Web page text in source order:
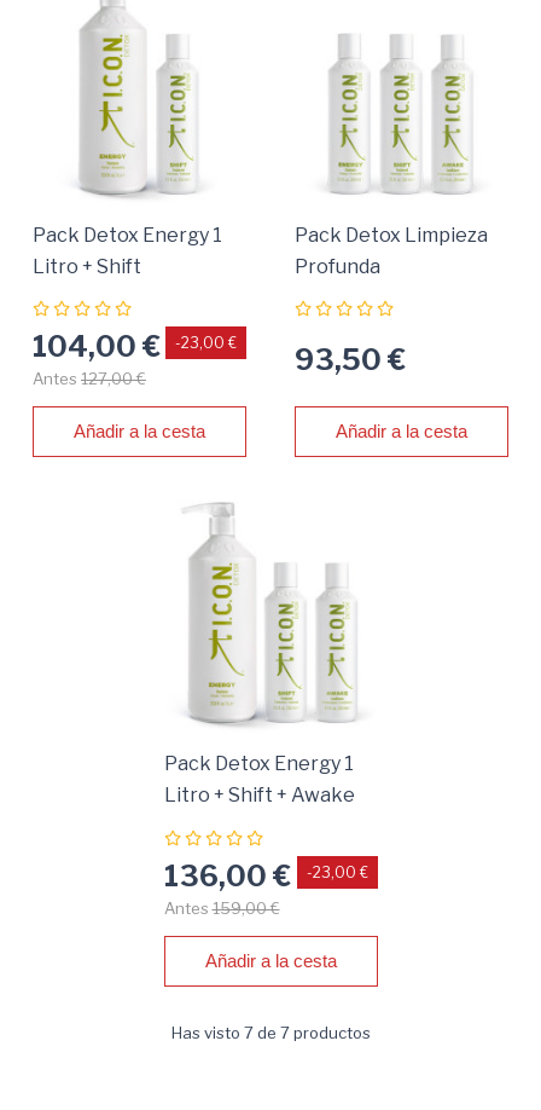
Pack Detox Energy 1
Litro + Shift
104,00 €
Antes 127,00 €
-23,00 €
Añadir a la cesta
Pack Detox Limpieza
Profunda
93,50 €
Añadir a la cesta
Pack Detox Energy 1
Litro + Shift + Awake
136,00 €
Antes 159,00 €
-23,00 €
Añadir a la cesta
Has visto 7 de 7 productos